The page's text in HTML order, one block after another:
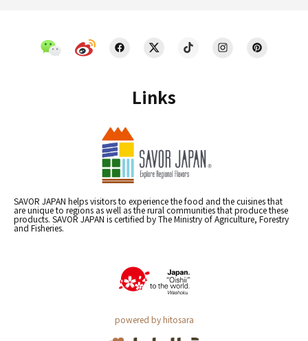
Links
SAVOR JAPAN helps visitors to experience the food and the cuisines that
are unique to regions as well as the rural communities that produce these
products. SAVOR JAPAN is certified by The Ministry of Agriculture, Forestry
and Fisheries.
powered by hitosara